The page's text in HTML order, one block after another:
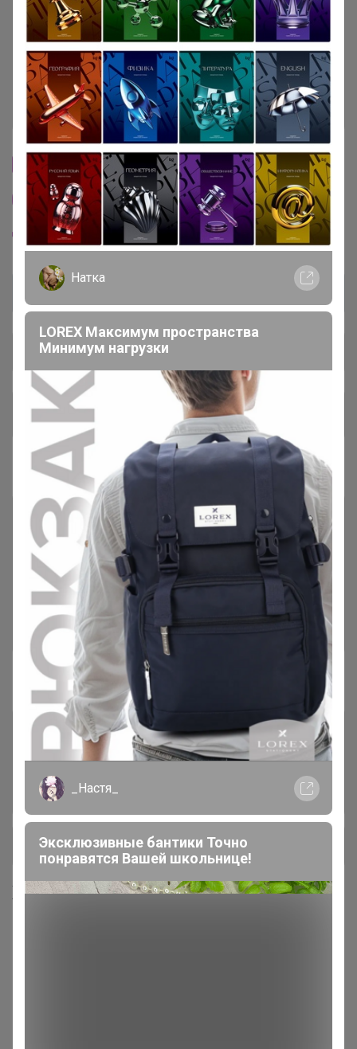
Общий каталог
Чат в Telegram 💌
#1 ГОТОВИМСЯ к ПОСАДКАМ
1 грунты, субстраты: рассадные,
универсальные, цветочные
186
2 рассадные ёмкости 137
3 фитосвет 30
#1 грунты, удобрения
2 удобрения и регуляторы роста 571
3 защита от насекомых и
грызунов
293
+ Ещё 13 каталогов
Условия участия
Ключевые даты
История проведённых выкупов
Cтраничка организатора
Другие СП организатора Happy Baby
Пристрой организатора Happy Baby
Хиты продаж
Натка
LOREX Максимум пространства
Минимум нагрузки
_Настя_
Эксклюзивные бантики Точно
понравятся Вашей школьнице!